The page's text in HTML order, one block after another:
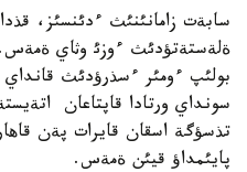
سابةت زامانئنئث ءدئنسئز،
ةلةستةتؤدئث ءوزئ وثاي ةمةس.
بولئپ ءومئر ءسذرؤدئث قانداي
سونداي ورتادا قاپتاعان
تذسؤگة اسقان قايرات پةن
پايئمداؤ قيئن ةمةس.